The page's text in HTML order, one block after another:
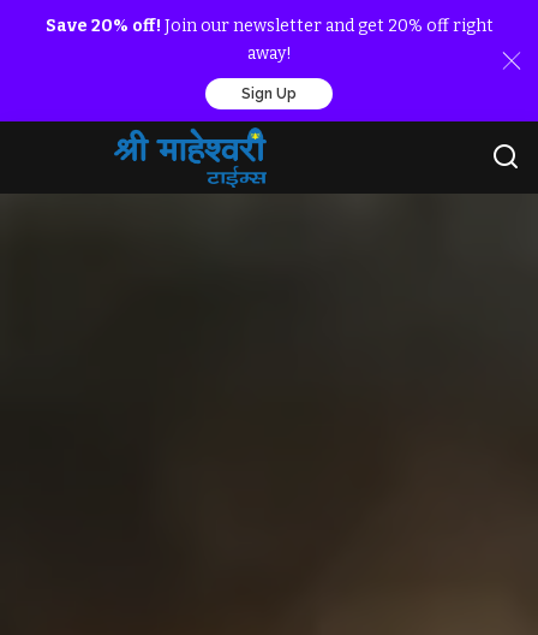
Save 20% off! Join our newsletter and get 20% off right
away!
Sign Up